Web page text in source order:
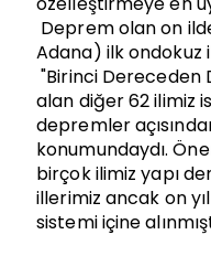
Deprem olan on
Adana) ilk ondokuz
"Birinci Dereceden
alan diğer 62 ilimiz
depremler
konumundaydı.
birçok ilimiz yapı
illerimiz ancak on
sistemi içine